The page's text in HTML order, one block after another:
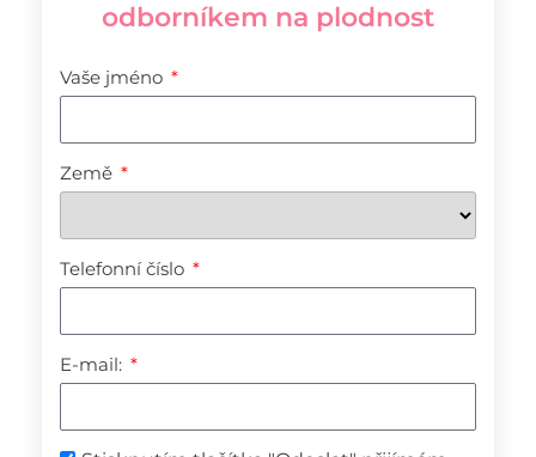
odborníkem na plodnost
Vaše jméno
Země
Telefonní číslo
E-mail: